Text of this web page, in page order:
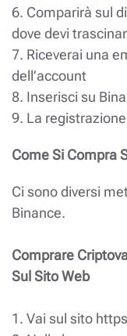
6. Comparirà sul
dove devi
7. Riceverai una
dell’account
8. Inserisci su
9. La
Come Si Compra
Ci sono diversi
Binance.
Comprare
Sul Sito Web
1. Vai sul sito